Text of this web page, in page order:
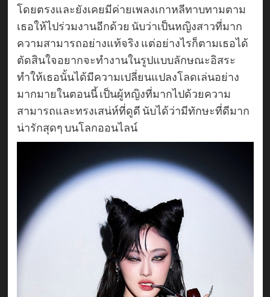
โดยตรงและยังเคยมีค่ายเพลงเกาหลีทาบทามตาม
เธอให้ไปร่วมงานอีกด้วย นับว่าเป็นหญิงสาวที่มาก
ความสามารถอย่างแท้จริง แต่อย่างไรก็ตามเธอได้
ตัดสินใจอยากจะทำงานในรูปแบบลักษณะอิสระ
ทำให้เธอนั้นได้มีความเปลี่ยนแปลงโลดเล่นอย่าง
มากมายในตอนนี้ เป็นผู้หญิงที่มากไปด้วยความ
สามารถและทรงเสน่ห์ที่ดูดี นับได้ว่ามีทักษะที่ดีมาก
น่ารักสุดๆ บนโลกออนไลน์